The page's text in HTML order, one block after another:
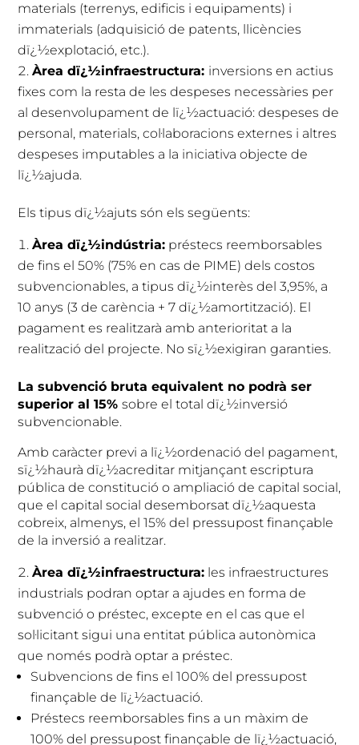
materials (terrenys, edificis i equipaments) i
immaterials (adquisició de patents, llicències
dï¿½explotació, etc.).
Àrea dï¿½infraestructura: inversions en actius
fixes com la resta de les despeses necessàries per
al desenvolupament de lï¿½actuació: despeses de
personal, materials, col·laboracions externes i altres
despeses imputables a la iniciativa objecte de
lï¿½ajuda.
Els tipus dï¿½ajuts són els següents:
Àrea dï¿½indústria: préstecs reemborsables
de fins el 50% (75% en cas de PIME) dels costos
subvencionables, a tipus dï¿½interès del 3,95%, a
10 anys (3 de carència + 7 dï¿½amortització). El
pagament es realitzarà amb anterioritat a la
realització del projecte. No sï¿½exigiran garanties.
La subvenció bruta equivalent no podrà ser
superior al 15%sobre el total dï¿½inversió
subvencionable.
Amb caràcter previ a lï¿½ordenació del pagament,
sï¿½haurà dï¿½acreditar mitjançant escriptura
pública de constitució o ampliació de capital social,
que el capital social desemborsat dï¿½aquesta
cobreix, almenys, el 15% del pressupost finançable
de la inversió a realitzar.
Àrea dï¿½infraestructura: les infraestructures
industrials podran optar a ajudes en forma de
subvenció o préstec, excepte en el cas que el
sol·licitant sigui una entitat pública autonòmica
que només podrà optar a préstec.
Subvencions de fins el 100% del pressupost
finançable de lï¿½actuació.
Préstecs reemborsables fins a un màxim de
100% del pressupost finançable de lï¿½actuació,